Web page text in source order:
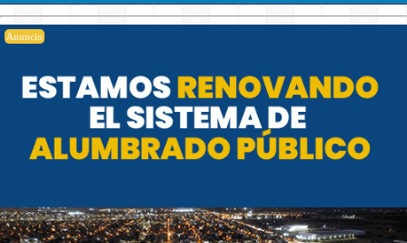
Anuncio